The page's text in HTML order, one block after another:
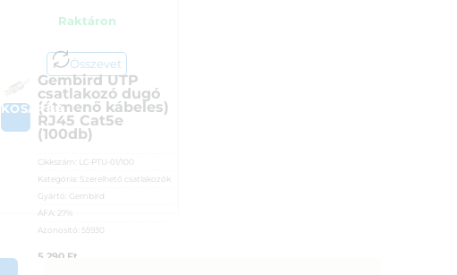
Raktáron
Összevet
KOSÁRBA
Gembird UTP
csatlakozó dugó
(átmenő kábeles)
RJ45 Cat5e
(100db)
Cikkszám: LC-PTU-01/100
Kategória: Szerelhető csatlakozók
Gyártó: Gembird
ÁFA: 27%
Azonosító: 55930
5 290 Ft